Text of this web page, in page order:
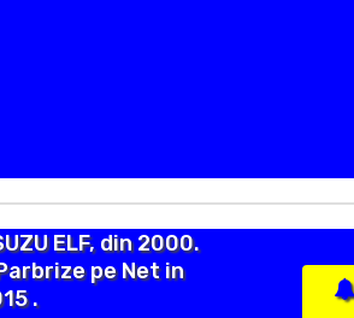
ELF, din 2000.
pe Net in
.